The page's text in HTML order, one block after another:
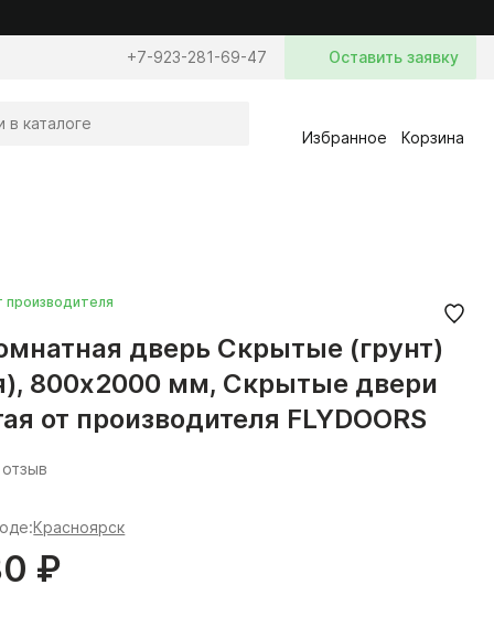
+7-923-281-69-47 Оставить заявку
Избранное Корзина
производителя
дверь Скрытые (грунт)
800x2000 мм, Скрытые двери
от производителя FLYDOORS
отзыв
Красноярск
₽